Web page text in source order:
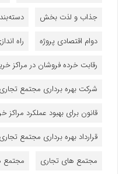
جذاب و لذت بخش
دوام اقتصادی پروژه
راه
رقابت خرده فروشان در مراکز
شرکت بهره برداری مجتمع تجاری
قانون برای بهبود عملکرد مراکز
قرارداد بهره برداری مجتمع تجاری
مجتمع های تجاری
مجتمع